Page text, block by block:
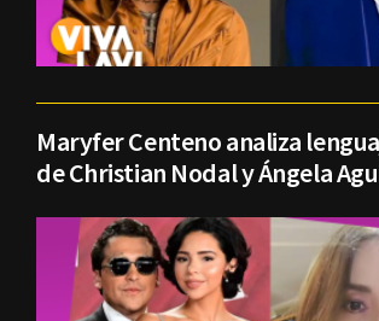
Maryfer Centeno analiza
de Christian Nodal y Ángela